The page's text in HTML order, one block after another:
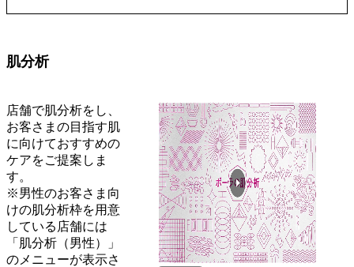
肌分析
店舗で肌分析をし、
お客さまの目指す肌
に向けておすすめの
ケアをご提案しま
す。
※男性のお客さま向
けの肌分析枠を用意
している店舗には
「肌分析（男性）」
のメニューが表示さ